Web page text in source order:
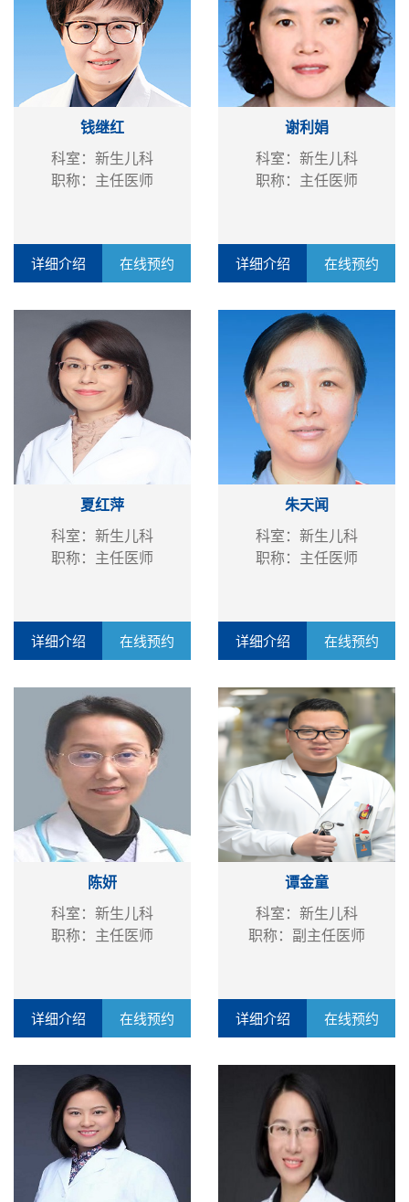
钱继红
科室：新生儿科
职称：主任医师
详细介绍 在线预约
谢利娟
科室：新生儿科
职称：主任医师
详细介绍 在线预约
夏红萍
科室：新生儿科
职称：主任医师
详细介绍 在线预约
朱天闻
科室：新生儿科
职称：主任医师
详细介绍 在线预约
陈妍
科室：新生儿科
职称：主任医师
详细介绍 在线预约
谭金童
科室：新生儿科
职称：副主任医师
详细介绍 在线预约